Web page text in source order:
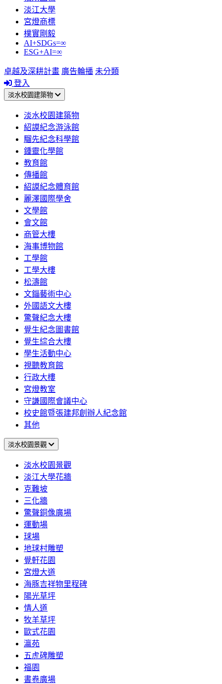
淡江大學
宮燈商標
樸實剛毅
AI+SDGs=∞
ESG+AI=∞
卓越及深耕計畫 廣告輪播 未分類
登入
淡水校園建築物
淡水校園建築物
紹謨紀念游泳館
騮先紀念科學館
鍾靈化學館
教育館
傳播館
紹謨紀念體育館
麗澤國際學舍
文學館
會文館
商管大樓
海事博物館
工學館
工學大樓
松濤館
文錙藝術中心
外國語文大樓
驚聲紀念大樓
覺生紀念圖書館
覺生綜合大樓
學生活動中心
視聽教育館
行政大樓
宮燈教室
守謙國際會議中心
校史館暨張建邦創辦人紀念館
其他
淡水校園景觀
淡水校園景觀
淡江大學花牆
克難坡
三化牆
驚聲銅像廣場
運動場
球場
地球村雕塑
覺軒花園
宮燈大道
海豚吉祥物里程碑
陽光草坪
情人道
牧羊草坪
歐式花園
瀛苑
五虎碑雕塑
福園
書卷廣場